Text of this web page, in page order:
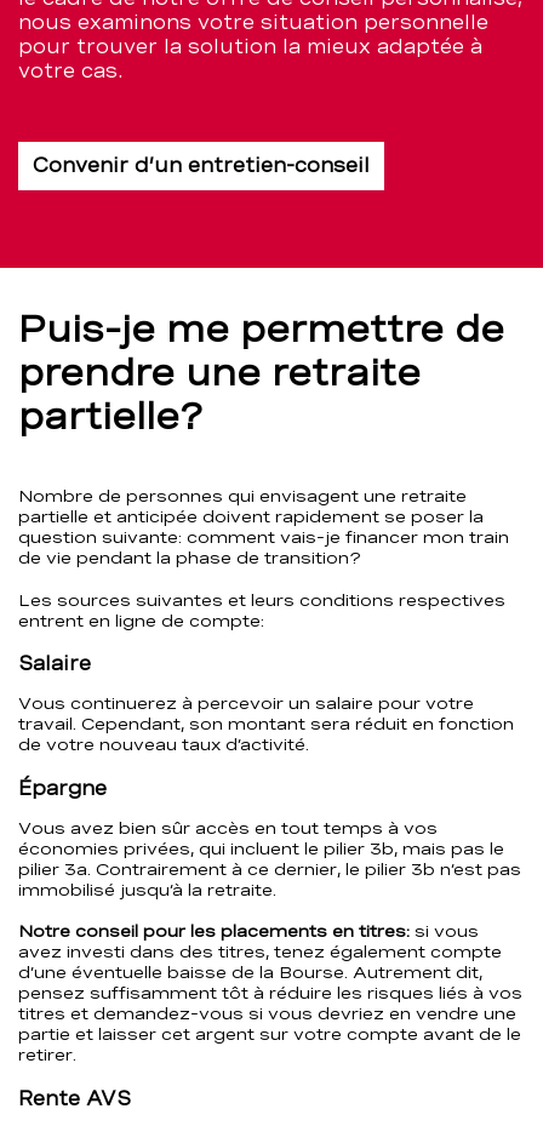
nous examinons votre situation personnelle
pour trouver la solution la mieux adaptée à
votre cas.
Convenir d’un entretien-conseil
Puis-je me permettre de
prendre une retraite
partielle?
Nombre de personnes qui envisagent une retraite
partielle et anticipée doivent rapidement se poser la
question suivante: comment vais-je financer mon train
de vie pendant la phase de transition?
Les sources suivantes et leurs conditions respectives
entrent en ligne de compte:
Salaire
Vous continuerez à percevoir un salaire pour votre
travail. Cependant, son montant sera réduit en fonction
de votre nouveau taux d’activité.
Épargne
Vous avez bien sûr accès en tout temps à vos
économies privées, qui incluent le pilier 3b, mais pas le
pilier 3a. Contrairement à ce dernier, le pilier 3b n’est pas
immobilisé jusqu’à la retraite.
Notre conseil pour les placements en titres: si vous
avez investi dans des titres, tenez également compte
d’une éventuelle baisse de la Bourse. Autrement dit,
pensez suffisamment tôt à réduire les risques liés à vos
titres et demandez-vous si vous devriez en vendre une
partie et laisser cet argent sur votre compte avant de le
retirer.
Rente AVS